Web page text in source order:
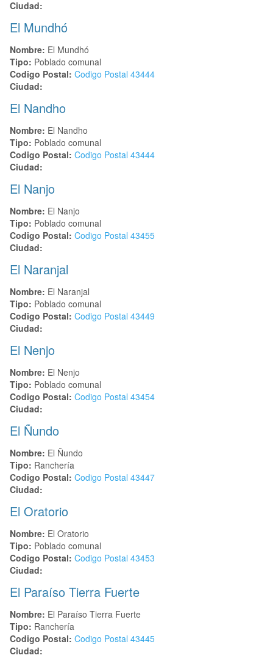
Ciudad:
El Mundhó
Nombre: El Mundhó
Tipo: Poblado comunal
Codigo Postal: Codigo Postal 43444
Ciudad:
El Nandho
Nombre: El Nandho
Tipo: Poblado comunal
Codigo Postal: Codigo Postal 43444
Ciudad:
El Nanjo
Nombre: El Nanjo
Tipo: Poblado comunal
Codigo Postal: Codigo Postal 43455
Ciudad:
El Naranjal
Nombre: El Naranjal
Tipo: Poblado comunal
Codigo Postal: Codigo Postal 43449
Ciudad:
El Nenjo
Nombre: El Nenjo
Tipo: Poblado comunal
Codigo Postal: Codigo Postal 43454
Ciudad:
El Ñundo
Nombre: El Ñundo
Tipo: Ranchería
Codigo Postal: Codigo Postal 43447
Ciudad:
El Oratorio
Nombre: El Oratorio
Tipo: Poblado comunal
Codigo Postal: Codigo Postal 43453
Ciudad:
El Paraíso Tierra Fuerte
Nombre: El Paraíso Tierra Fuerte
Tipo: Ranchería
Codigo Postal: Codigo Postal 43445
Ciudad: